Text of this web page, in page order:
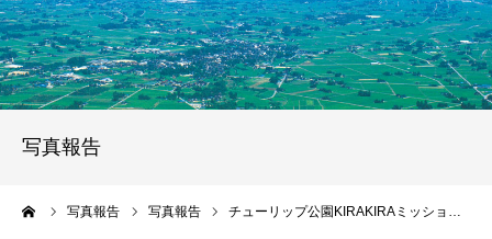
写真報告
写真報告 写真報告 チューリップ公園KIRAKIRAミッショ…
活動報告